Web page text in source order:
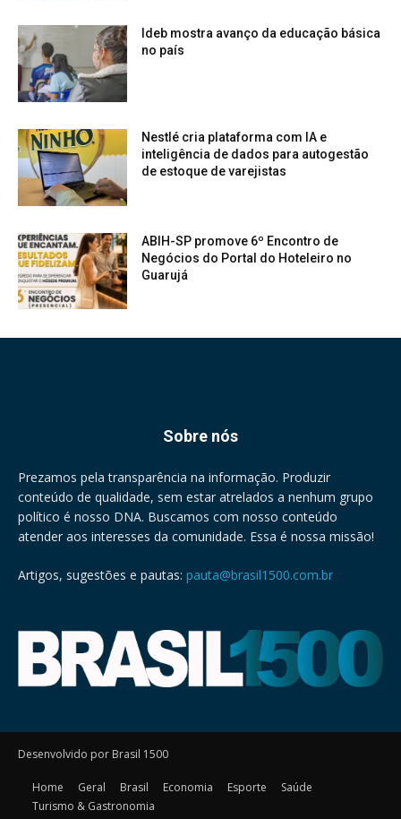
Ideb mostra avanço da educação básica
no país
Nestlé cria plataforma com IA e
inteligência de dados para autogestão
de estoque de varejistas
ABIH-SP promove 6º Encontro de
Negócios do Portal do Hoteleiro no
Guarujá
Sobre nós
Prezamos pela transparência na informação. Produzir
conteúdo de qualidade, sem estar atrelados a nenhum grupo
político é nosso DNA. Buscamos com nosso conteúdo
atender aos interesses da comunidade. Essa é nossa missão!
Artigos, sugestões e pautas: pauta@brasil1500.com.br
Desenvolvido por Brasil 1500
Home Geral Brasil Economia Esporte
Saúde
Turismo & Gastronomia